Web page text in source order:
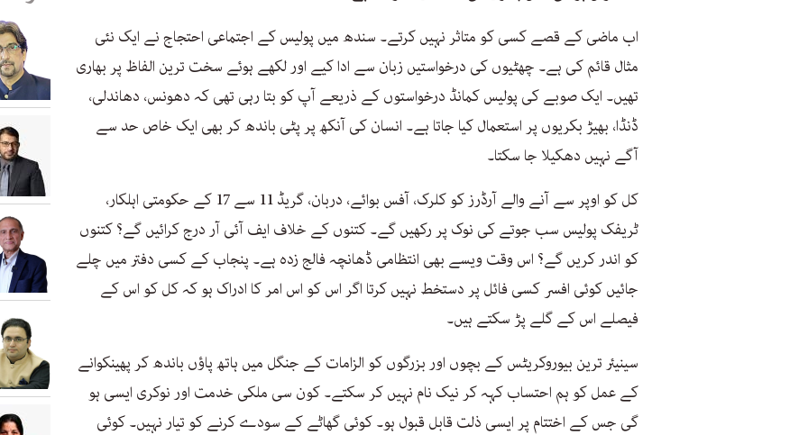
اب ماضی کے قصے کسی کو متاثر نہیں کرتے۔ سندھ میں پولیس کے اجتماعی احتجاج نے ایک نئی
مثال قائم کی ہے۔ چھٹیوں کی درخواستیں زبان سے ادا کیے اور لکھے ہوئے سخت ترین الفاظ پر بھاری
تھیں۔ ایک صوبے کی پولیس کمانڈ درخواستوں کے ذریعے آپ کو بتا رہی تھی کہ دھونس، دھاندلی،
ڈنڈا، بھیڑ بکریوں پر استعمال کیا جاتا ہے۔ انسان کی آنکھ پر پٹی باندھ کر بھی ایک خاص حد سے
آگے نہیں دھکیلا جا سکتا۔
کل کو اوپر سے آنے والے آرڈرز کو کلرک، آفس بوائے، دربان، گریڈ 11 سے 17 کے حکومتی اہلکار،
ٹریفک پولیس سب جوتے کی نوک پر رکھیں گے۔ کتنوں کے خلاف ایف آئی آر درج کرائیں گے؟ کتنوں
کو اندر کریں گے؟ اس وقت ویسے بھی انتظامی ڈھانچہ فالج زدہ ہے۔ پنجاب کے کسی دفتر میں چلے
جائیں کوئی افسر کسی فائل پر دستخط نہیں کرتا اگر اس کو اس امر کا ادراک ہو کہ کل کو اس کے
فیصلے اس کے گلے پڑ سکتے ہیں۔
سینیئر ترین بیوروکریٹس کے بچوں اور بزرگوں کو الزامات کے جنگل میں ہاتھ پاؤں باندھ کر پھینکوانے
کے عمل کو ہم احتساب کہہ کر نیک نام نہیں کر سکتے۔ کون سی ملکی خدمت اور نوکری ایسی ہو
گی جس کے اختتام پر ایسی ذلت قابل قبول ہو۔ کوئی گھاٹے کے سودے کرنے کو تیار نہیں۔ کوئی